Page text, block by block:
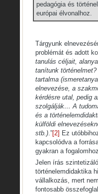
pedagógia és
európai élvonalhoz.
Tárgyunk
problémát és adott
tanulás céljait,
tanítunk
tartalma
elnevezése, a
kérdésre utal, pedig
szolgálják… A
és a
külföldi
stb.).”[2] Ez
kapcsolódva a
gyakran a
Jelen írás
történelemdidaktika
vállalkozás, mert
fontosabb